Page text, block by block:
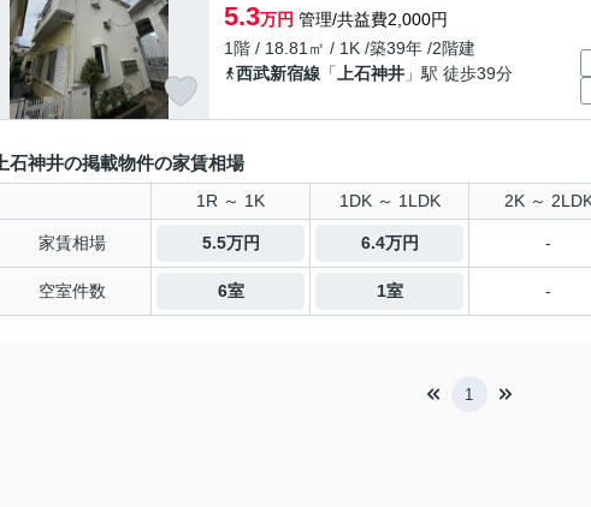
5.3万円 管理/共益費2,000円
1階 / 18.81㎡ / 1K /築39年 /2階建
西武新宿線 「 上石神井 」駅 徒歩39分
上石神井の掲載物件の家賃相場
1R ～ 1K 1DK ～ 1LDK 2K ～
家賃相場 5.5万円 6.4万円 -
空室件数 6室 1室 -
1